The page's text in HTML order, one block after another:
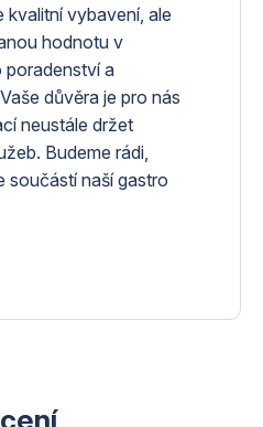
kvalitní vybavení, ale
hodnotu v
a
důvěra je pro nás
neustále držet
Budeme rádi,
součástí naší gastro